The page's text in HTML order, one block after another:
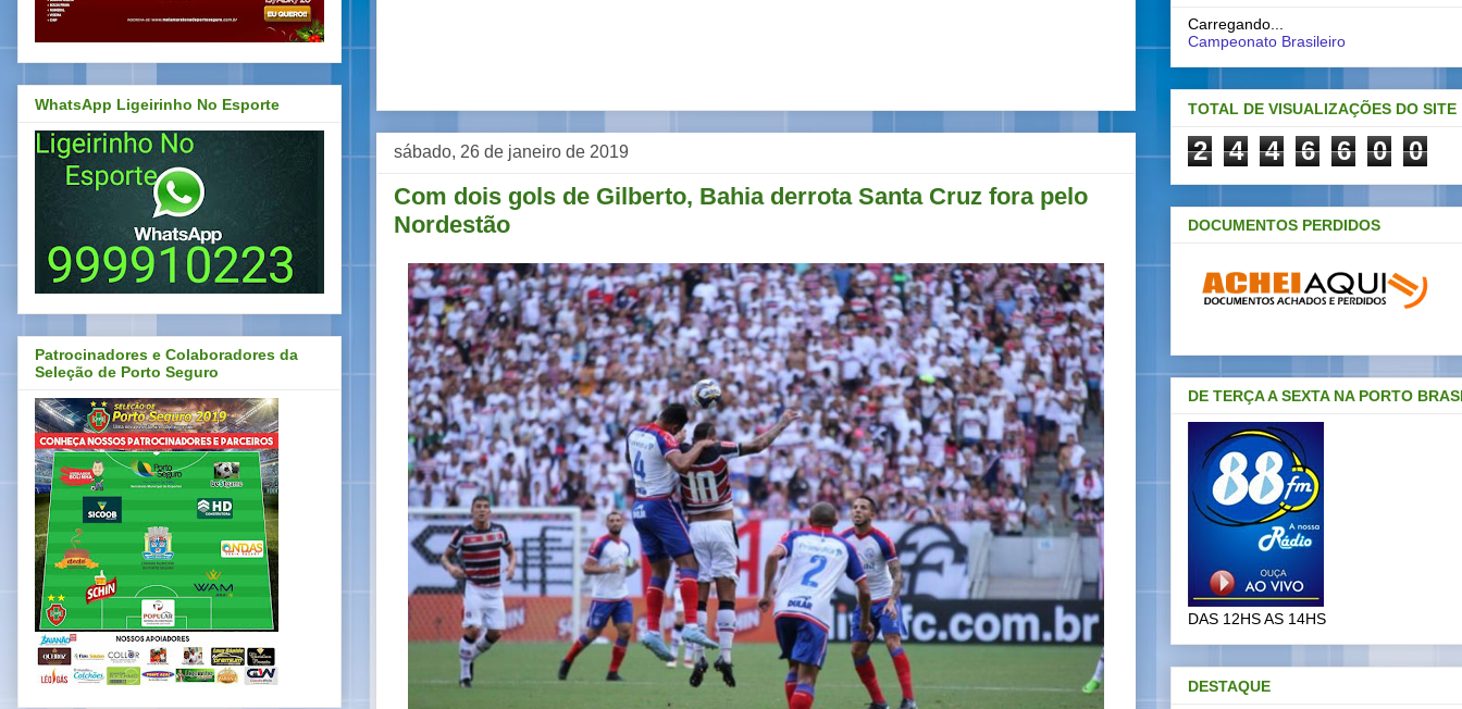
sábado, 26 de janeiro de 2019
Com dois gols de Gilberto, Bahia derrota Santa Cruz fora pelo
Nordestão
WhatsApp Ligeirinho No Esporte
Patrocinadores e Colaboradores da
Seleção de Porto Seguro
Carregando...
Campeonato Brasileiro
TOTAL DE VISUALIZAÇÕES DO SITE
2 4 4 6 6 0 0
DOCUMENTOS PERDIDOS
DE TERÇA A SEXTA NA PORTO
DAS 12HS AS 14HS
DESTAQUE